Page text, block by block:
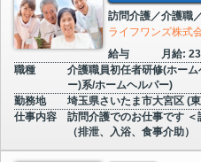
訪問介護／介護職
ライフワンズ株式
給与
月給:
職種
介護職員初任者研修(ホー
ー)系/ホームヘルパー)
勤務地
埼玉県さいたま市大宮区 (
仕事内容
訪問介護でのお仕事です
（排泄、入浴、食事介助